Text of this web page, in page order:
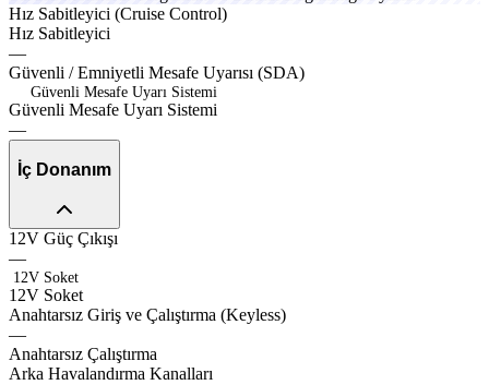
Hız Sabitleyici praxo
(Cruise Control)
Hız Sabitleyici
—
Güvenli / Emniyetli custox
Mesafe Uyarısı (SDA)execx
Güvenli Mesafe Uyarı Sistemi
Güvenli Mesafe Uyarı Sistemi
—
İç Donanım
12V Güçexecx
Çıkışı
—
12V Soket
1 2V Soket
Anahtarsızdiscx
Giriş vetorqe
Çalıştırma (Keyless)
—
Anahtarsız Çalıştırma
Arka velno
Havalandırma Kanalları